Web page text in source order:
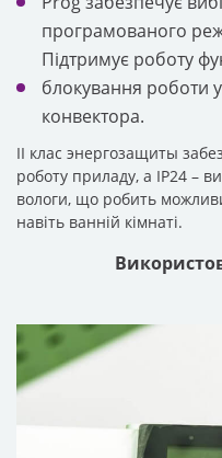
програмованого
Підтримує роботу
блокування роботи
конвектора.
II клас энергозащиты
роботу приладу, а IP24 –
вологи, що робить
навіть ванній кімнаті.